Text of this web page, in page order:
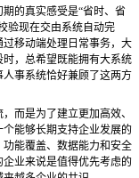
的真实感受是“省时、省
验现在交由系统自动完
移动端处理日常事务，大
，总希望既能拥有大系统
事系统恰好兼顾了这两方
而是为了建立更加高效、
能够长期支持企业发展的
功能覆盖、数据能力和安全
业来说是值得优先考虑的